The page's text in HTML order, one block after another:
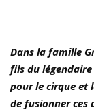
Dans la famille
fils du
pour le cirque et
de fusionner ces